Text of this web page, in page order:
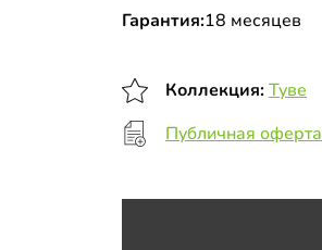
Гарантия:18 месяцев
Коллекция:Туве
Публичная оферта